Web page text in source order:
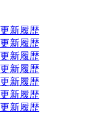
新履歴
新履歴
新履歴
新履歴
新履歴
新履歴
新履歴